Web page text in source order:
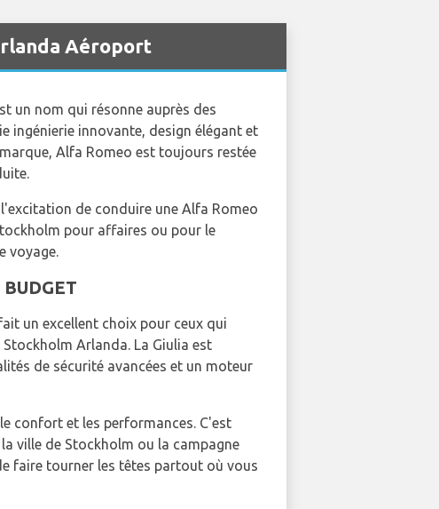
Aéroport
un nom qui résonne auprès des
ingénierie innovante, design élégant et
Alfa Romeo est toujours restée
de conduire une Alfa Romeo
pour affaires ou pour le
voyage.
un excellent choix pour ceux qui
Arlanda. La Giulia est
de sécurité avancées et un moteur
confort et les performances. C'est
ville de Stockholm ou la campagne
faire tourner les têtes partout où vous